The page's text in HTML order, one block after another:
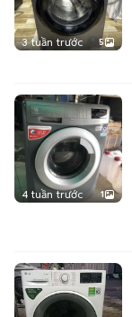
3 tuần trước 5
4 tuần trước 1